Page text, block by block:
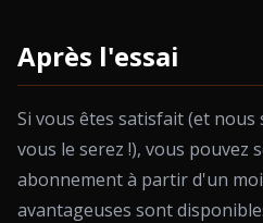
Après l'essai
Si vous êtes satisfait (et nous
vous le serez !), vous pouvez
abonnement à partir d'un
avantageuses sont